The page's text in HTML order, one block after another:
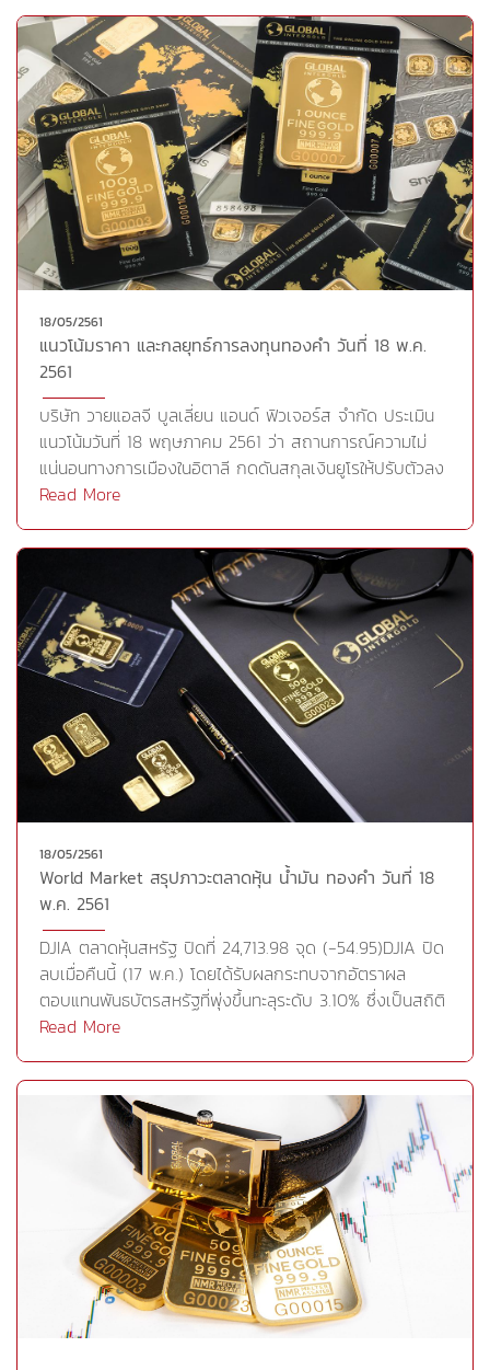
จีน แต่ก็ยังคงไม่มีรายละเอียดที่เฉพาะเจาะจงและกำหนดเวลา
ที่ชัดเจน ซึ่งหากมีความชัดเจนจะส่งต่อการเคลื่อนไหวของ
ราคาทองคำ โดยแนะนำนักลงทุนติดตามสถานการณ์การ
เปลี่ยนแปลงอย่างใกล้ชิด และแนะนำให้ซื้อขายเก็งกำไรในระยะ
สั้น พร้อมตั้งจุดตัดขาดทุนเพื่อลดความเสี่ยงของพอร์ตใน
ช่วงนี้กลยุทธ์การลงทุน วายแอลจีมีมุมมองว่า หากราคา
ทองคำยืนเหนือบริเวณแนวรับ 1,280 ดอลลาร์ต่อออนซ์ได้ ใน
ระยะสั้นราคาทองคำยังมีโอกาสขยับขึ้นทดสอบแนวต้าน
1,297- 1,306 ดอลลาร์ต่อออนซ์ โดยบริเวณนี้นักลงทุนที่
สะสมทองคำไว้อาจมีการขายทำกำไรบางส่วนออกมาบ้าง โดย
ให้ดูว่าราคาจะผ่านแนวต้านได้หรือไม่ ซึ่งหากไม่ผ่านราคาอาจ
จะมีการอ่อนตัวลงอีกครั้ง โดยนักลงทุนที่รอซื้อทองคำอาจรอ
ดูการตั้งฐานของราคาโดยประเมินแนวรับไว้ที่ 1,280 ดอลลาร์
ต่อออนซ์ แนะนำนักลงทุนซื้อขายในระยะสั้น ส่วนนักลงทุนระยะ
กลางคงต้องรอการย่อตัวและการตั้งฐานของราคาทองคำ
แล้วจึงเข้าสะสมทองคำเพิ่มเติมทองคำแท่ง (96.50%)แนวรับ
1,280 (19,400บาท) 1,271 (19,250บาท) 1,263
(19,100บาท)แนวต้าน 1,297 (19,700บาท) 1,306
(19,800บาท) 1,315 (19,950บาท) GOLD FUTURES
(GFM18)แนวรับ 1,280 (19,540บาท) 1,271 (19,400บาท)
1,263 (19,280บาท)แนวต้าน 1,297 (19,810บาท) 1,306
(19,940บาท) 1,315 (20,080บาท)
Cr.https://goo.gl/YoANMy
ต่อออนซ์จากการแข็งค่าของดัชนีดอลลาร์แตะระดับสูงสุดใน
รอบ 6 เดือน ประกอบกับสินทรัพย์เสี่ยงทั่วโลกปรับตัวสูงขึ้น
รวมถึงดัชนีดาวโจนส์ตลาดหุ้นนิวยอร์กที่ปิดพุ่งขึ้นเกือบ 300
จุดเมื่อคืนนี้ ขานรับการที่สหรัฐและจีนตกลงที่จะระงับการทำ
สงครามการค้าชั่วคราว ประกอบกับประธานาธิบดีโดนัลด์
ทรัมป์ทวีตข้อความวานนี้ระบุว่า จีนได้ให้สัญญาที่จะซื้อสินค้า
เกษตรจำนวนมากจากสหรัฐหลังการเจรจาการค้าระหว่าง
สหรัฐและจีนในสัปดาห์ที่แล้วอีกด้วย สถานการณ์ดังกล่าว
กดดันราคาทองคำในฐานะสินทรัพย์ปลอดภัยเพิ่มเติม อย่างไร
ก็ดี ราคาทองคำฟื้นตัวขึ้นในเวลาต่อมาและลดช่วงติดลบที่ทำ
ในระหว่างวัน โดยราคาทองคำได้รับแรงหนุนจากแรงซื้อเก็ง
ตลาด COMEX ด้านกองทุน SPDR ลดการถือครองทองคำ
ลงวานนี้ -3.24 ตัน สำหรับวันนี้ติดตามการเปิดเผยดัชนีภาค
การผลิตเดือนพ.ค.จากเฟดสาขาริชมอนด์ของ
สหรัฐCr.https://goo.gl/fi4Sah
18/05/2561
แนวโน้มราคา และกลยุทธ์การลงทุนทองคำ วันที่ 18 พ.ค.
2561
บริษัท วายแอลจี บูลเลี่ยน แอนด์ ฟิวเจอร์ส จำกัด ประเมิน
แนวโน้มวันที่ 18 พฤษภาคม 2561 ว่า สถานการณ์ความไม่
แน่นอนทางการเมืองในอิตาลี กดดันสกุลเงินยูโรให้ปรับตัวลง
สู่ระดับต่ำสุดรอบ 5 เดือน จนสร้างแรงกดดันทองคำ
อิตาลี พยายามหาจุดยืนร่วมกัน เพื่อพยายามจัดตั้งรัฐบาล
ผสมชุดใหม่ ประกอบกับพรรคการเมือง 2 พรรคอาจจะเรียก
ร้องให้ธนาคารกลางยุโรป (ECB) ยกหนี้จากตราสารหนี้อิตาลี
มูลค่า 2.50 แสนล้านยูโร (2.96 แสนล้านดอลลาร์) ที่ซื้อภาย
ใต้โครงการผ่อนคลายเชิงปริมาณ (QE) ของ ECB ให้กับ
อิตาลีขณะที่การลงทุนในสินทรัพย์เสี่ยงฟื้นตัวขึ้นจนลดความ
น่าสนใจทองคำลง จากแนวโน้มการเจรจาการค้าระหว่างรอง
นายกรัฐมนตรีจีนและรัฐมนตรีกระทรวงคลังสหรัฐ เมื่อนาย
แลร์รี่ คุดโลว์ หัวหน้าที่ปรึกษาเศรษฐกิจประจำทำเนียบขาว
คาดการณ์ว่า สัมพันธ์อันดีระหว่างประธานาธิบดีโดนัลด์ ทรัมป์
และประธานาธิบดีสี จิ้นผิงของจีน จะเป็นปัจจัยหนึ่งที่ช่วยให้
ตลาดทองคำชะลอลง เมื่ออัตราผลตอบแทนพันธบัตรรัฐบาล
อายุ 10 ปีลดลงสู่ระดับ 3.063% หลังจากที่พุ่งขึ้นแตะระดับ
สูงสุดในรอบ 7 ปีเมื่อวันอังคารที่ผ่านมานอกจากนี้ราคา
ทองคำได้รับแรงหนุนความตึงเครียดในตะวันออกกลางทวี
ความรุนแรงยิ่งขึ้น จากวิกฤติกรณีที่กองกำลังอิสราเอล
สังหารชาวปาเลสไตน์บริเวณพรมแดนฉนวนกาซาหลายสิบคน
ซึ่งการกระทำดังกล่าวถือได้ว่าเป็นภัยคุกคามต่อข้อตกลงใน
ไม่มีกำหนดเวลาที่ชัดเจนขณะที่อิสราเอลก็ได้สั่งให้กงสุลตุรกี
ในนครเยรูซาเล็มออกจากประเทศโดยไม่มีกำหนดเวลาที่ชัดเจน
เช่นกัน ระยะสั้นแนะนำนักลงทุนติดตามประเด็นความตึงเครียด
ระหว่างประเทศ เพื่อประเมินแนวโน้มราคาทองคำต่อไป โดยซื้อ
ขายทองคำในระยะนี้ด้วยความระมัดระวัง วายแอลจีอยากชี้ให้
เห็นว่า ราคาทองคำมักจะเคลื่อนไหวตามกระแสข่าวที่เกิดขึ้นใน
แต่ละวัน เพราะประเด็นข่าวเหล่านี้มักจะชี้นำราคาทองคำ
กลยุทธ์การลงทุน วายแอลจีแนะนำให้ลงทุนระยะสั้น โดยเสี่ยง
ซื้อเมื่อราคาย่อตัวลงไปบริเวณแนวรับที่ 1,280 ดอลลาร์ต่อ
ออนซ์ และให้ขายทำกำไรเมื่อราคาดีดตัวขึ้น ทั้งนี้ราคาทองคำ
Read More
18/05/2561
World Market สรุปภาวะตลาดหุ้น น้ำมัน ทองคำ วันที่ 18
พ.ค. 2561
DJIA ตลาดหุ้นสหรัฐ ปิดที่ 24,713.98 จุด (-54.95)DJIA ปิด
ลบเมื่อคืนนี้ (17 พ.ค.) โดยได้รับผลกระทบจากอัตราผล
ตอบแทนพันธบัตรสหรัฐที่พุ่งขึ้นทะลุระดับ 3.10% ซึ่งเป็นสถิติ
สูงสุดในรอบ 7 ปี นอกจากนี้ ตลาดยังได้รับแรงกดดันจาก
กับข้อพิพาททางการค้าระหว่างสหรัฐและจีน โดยการเจรจา
การค้าระหว่างเจ้าหน้าที่ระดับสูงของสหรัฐและจีนยังไม่มีการ
ส่งสัญญาณในด้านบวกจนถึงขณะนี้ (ที่มา : สำนักข่า
วอินโฟเควสท์)DAX ตลาดหุ้นเยอรมันปิดที่ 13,114.61 จุด
(+118.28)FTSE 100 ตลาดหุ้นลอนดอนปิดที่ 7,787.97 จุด
(+53.77)สัญญาน้ำมันดิบเบรนท์ปิดที่ 79.53 ดอลลาร์/
บาร์เรล (+0.23)สัญญาทองคำตลาด COMEX (Commodity
Exchange) ปิดที่ระดับ 1288.59 ดอลลาร์/ออนซ์
(-1.80)ตลาดเอเชียเช้าวันที่ 18 พฤษภาคม 2561NIKKEI 225
ตลาดหุ้นญี่ปุ่นเปิดวันนี้ที่ 22,899.43 จุด (+61.06)HSI ตลาด
หุ้นฮ่องกง ปิดที่ 30,963.77 จุด (+21.62)SSE Composite
Read More